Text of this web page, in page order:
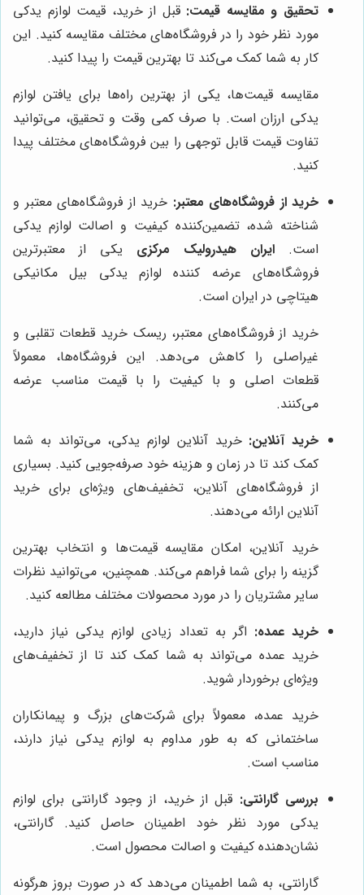
تحقیق و مقایسه قیمت: قبل از خرید، قیمت لوازم یدکی
مورد نظر خود را در فروشگاه‌های مختلف مقایسه کنید. این
کار به شما کمک می‌کند تا بهترین قیمت را پیدا کنید.
مقایسه قیمت‌ها، یکی از بهترین راه‌ها برای یافتن لوازم
یدکی ارزان است. با صرف کمی وقت و تحقیق، می‌توانید
تفاوت قیمت قابل توجهی را بین فروشگاه‌های مختلف پیدا
کنید.
خرید از فروشگاه‌های معتبر: خرید از فروشگاه‌های معتبر و
شناخته شده، تضمین‌کننده کیفیت و اصالت لوازم یدکی
است. ایران هیدرولیک مرکزی یکی از معتبرترین
فروشگاه‌های عرضه کننده لوازم یدکی بیل مکانیکی
هیتاچی در ایران است.
خرید از فروشگاه‌های معتبر، ریسک خرید قطعات تقلبی و
غیراصلی را کاهش می‌دهد. این فروشگاه‌ها، معمولاً
قطعات اصلی و با کیفیت را با قیمت مناسب عرضه
می‌کنند.
خرید آنلاین: خرید آنلاین لوازم یدکی، می‌تواند به شما
کمک کند تا در زمان و هزینه خود صرفه‌جویی کنید. بسیاری
از فروشگاه‌های آنلاین، تخفیف‌های ویژه‌ای برای خرید
آنلاین ارائه می‌دهند.
خرید آنلاین، امکان مقایسه قیمت‌ها و انتخاب بهترین
گزینه را برای شما فراهم می‌کند. همچنین، می‌توانید نظرات
سایر مشتریان را در مورد محصولات مختلف مطالعه کنید.
خرید عمده: اگر به تعداد زیادی لوازم یدکی نیاز دارید،
خرید عمده می‌تواند به شما کمک کند تا از تخفیف‌های
ویژه‌ای برخوردار شوید.
خرید عمده، معمولاً برای شرکت‌های بزرگ و پیمانکاران
ساختمانی که به طور مداوم به لوازم یدکی نیاز دارند،
مناسب است.
بررسی گارانتی: قبل از خرید، از وجود گارانتی برای لوازم
یدکی مورد نظر خود اطمینان حاصل کنید. گارانتی،
نشان‌دهنده کیفیت و اصالت محصول است.
گارانتی، به شما اطمینان می‌دهد که در صورت بروز هرگونه